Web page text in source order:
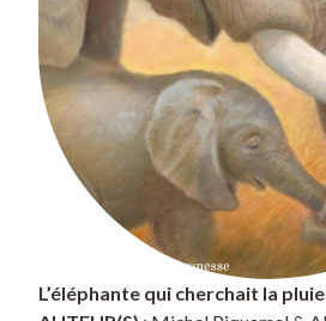
L’éléphante qui cherchait la pluie